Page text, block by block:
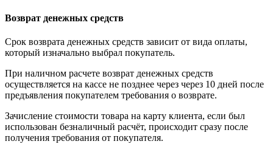
Возврат денежных средств
Срок возврата денежных средств зависит от вида оплаты,
который изначально выбрал покупатель.
При наличном расчете возврат денежных средств
осуществляется на кассе не позднее через через 10 дней после
предъявления покупателем требования о возврате.
Зачисление стоимости товара на карту клиента, если был
использован безналичный расчёт, происходит сразу после
получения требования от покупателя.